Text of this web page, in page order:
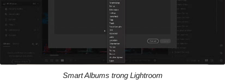
Smart Albums trong Lightroom